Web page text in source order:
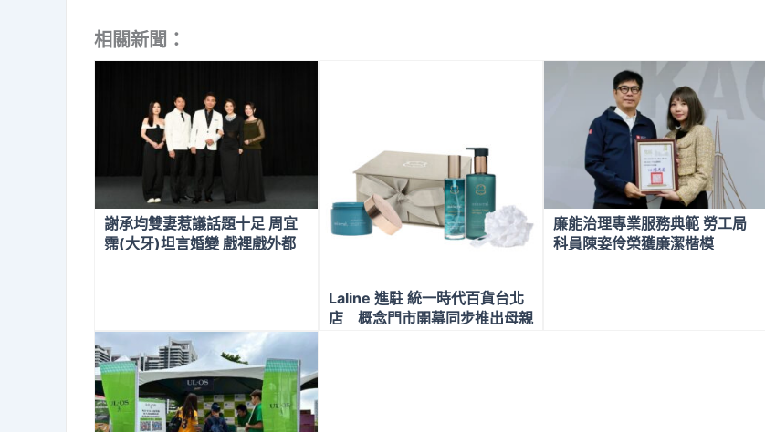
相關新聞：
謝承均雙妻惹議話題十足 周宜
霈(大牙)坦言婚變 戲裡戲外都
Laline 進駐 統一時代百貨台北
店 概念門市開幕同步推出母親
廉能治理專業服務典範 勞工局
科員陳姿伶榮獲廉潔楷模